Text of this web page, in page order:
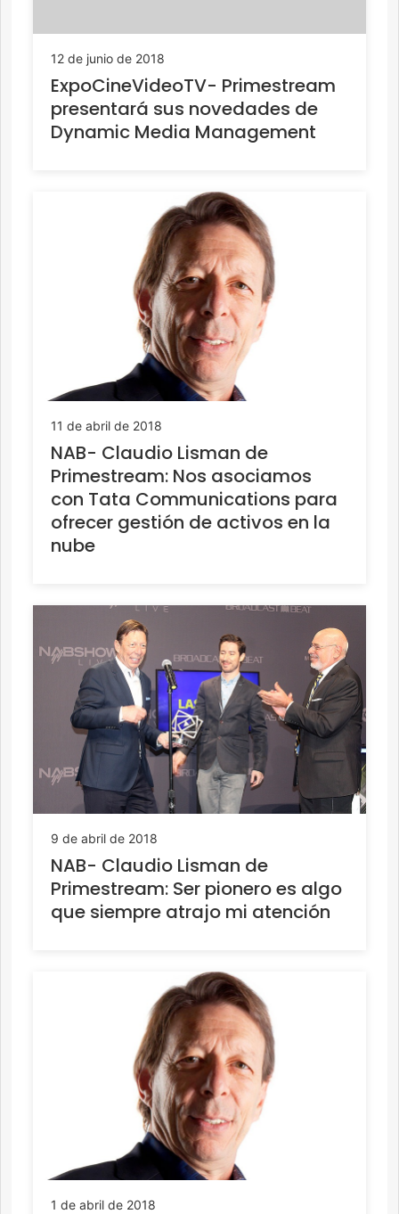
12 de junio de 2018
ExpoCineVideoTV- Primestream
presentará sus novedades de
Dynamic Media Management
11 de abril de 2018
NAB- Claudio Lisman de
Primestream: Nos asociamos
con Tata Communications para
ofrecer gestión de activos en la
nube
9 de abril de 2018
NAB- Claudio Lisman de
Primestream: Ser pionero es algo
que siempre atrajo mi atención
1 de abril de 2018